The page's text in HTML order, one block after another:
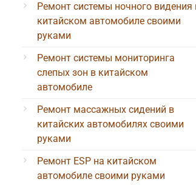
Ремонт системы ночного видения
китайском автомобиле своими
руками
Ремонт системы мониторинга
слепых зон в китайском
автомобиле
Ремонт массажных сидений в
китайских автомобилях своими
руками
Ремонт ESP на китайском
автомобиле своими руками